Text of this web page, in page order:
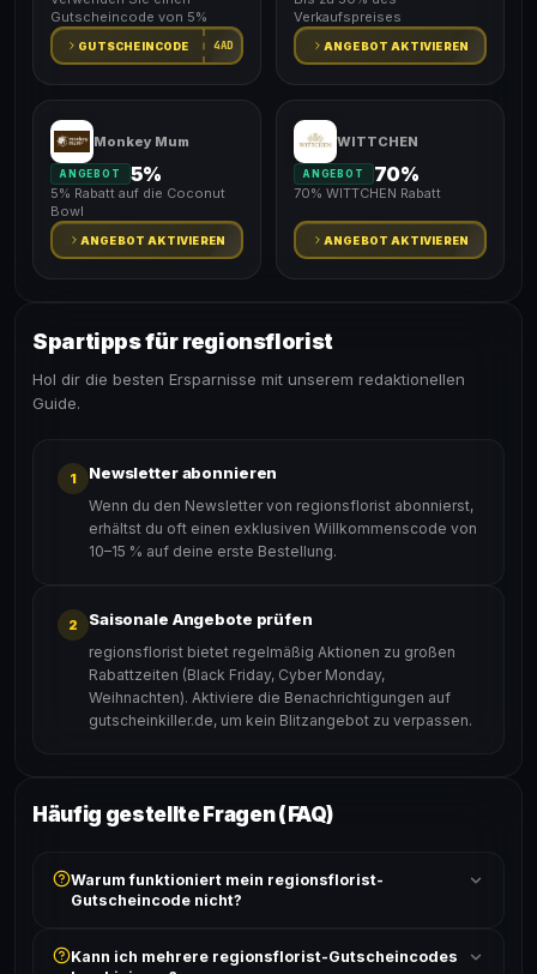
Gutscheincode von 5%
GUTSCHEINCODE 4AD
Verkaufspreises
ANGEBOT AKTIVIEREN
Monkey Mum
ANGEBOT 5%
5% Rabatt auf die Coconut
Bowl
ANGEBOT AKTIVIEREN
WITTCHEN
ANGEBOT 70%
70% WITTCHEN Rabatt
ANGEBOT AKTIVIEREN
Spartipps für regionsflorist
Hol dir die besten Ersparnisse mit unserem redaktionellen
Guide.
1 Newsletter abonnieren
Wenn du den Newsletter von regionsflorist abonnierst,
erhältst du oft einen exklusiven Willkommenscode von
10–15 % auf deine erste Bestellung.
2 Saisonale Angebote prüfen
regionsflorist bietet regelmäßig Aktionen zu großen
Rabattzeiten (Black Friday, Cyber Monday,
Weihnachten). Aktiviere die Benachrichtigungen auf
gutscheinkiller.de, um kein Blitzangebot zu verpassen.
Häufig gestellte Fragen (FAQ)
Warum funktioniert mein regionsflorist-
Gutscheincode nicht?
ist und ob der Code nicht für bereits reduzierte Artikel
Kann ich mehrere regionsflorist-Gutscheincodes